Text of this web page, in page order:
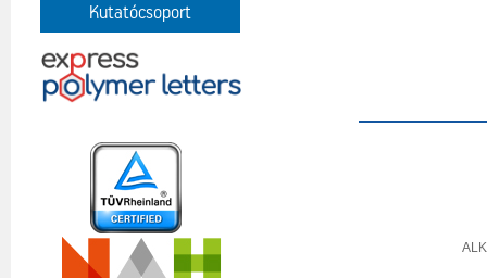
Kutatócsoport